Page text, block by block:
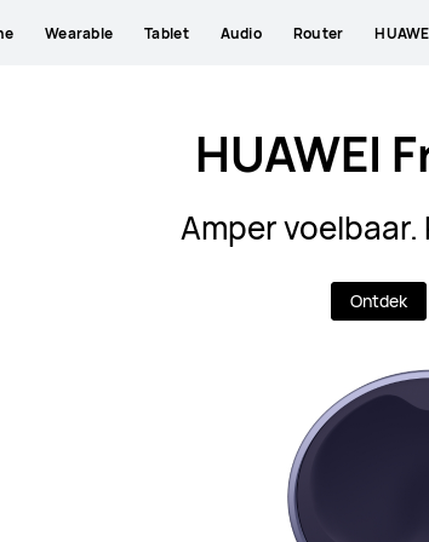
Wearable Tablet Audio Router
HUAWEI
Amper
Ontdek